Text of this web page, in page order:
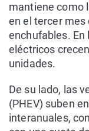
mantiene como
en el tercer mes
enchufables. En
eléctricos
unidades.
De su lado, las
(PHEV) suben
interanuales,